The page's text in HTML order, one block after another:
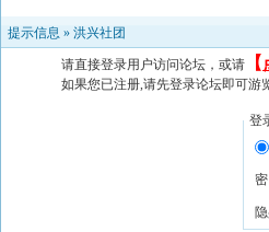
提示信息 » 洪兴社团
请直接登录用户访问论坛，或请 【
如果您已注册,请先登录论坛即可游
登